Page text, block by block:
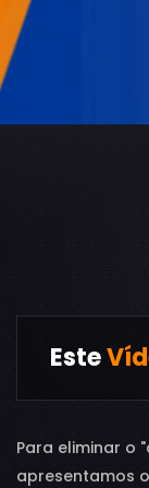
Este
Para eliminar o
apresentamos